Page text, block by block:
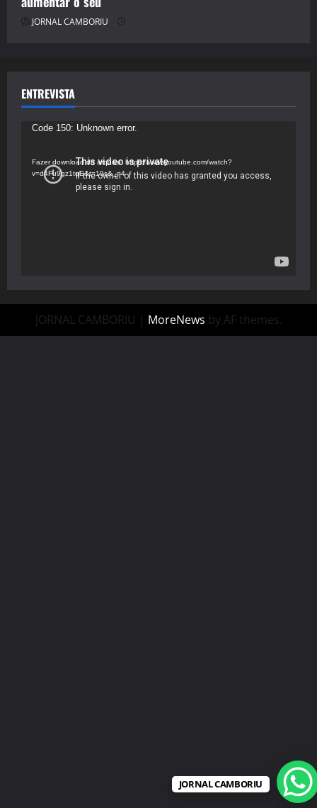
JORNAL CAMBORIU
ENTREVISTA
Tocador
vídeo
Code 150: Unknown error.
Fazer download do arquivo: https://www.youtube.com/watch?
v=d4Fu9gz1tqE&t=19s&_=4
JORNAL CAMBORIU | MoreNews by AF themes.
JORNAL CAMBORIU